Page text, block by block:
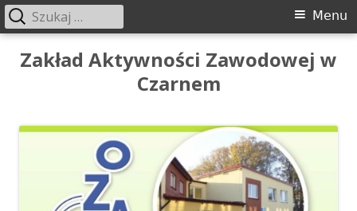
Przeskocz
Zakład Aktywności Zawodowej w
Czarnem
Menu
główne
Menu
Szukaj: